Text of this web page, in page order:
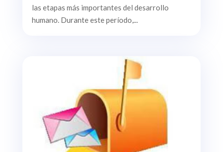
las etapas más importantes del desarrollo
humano. Durante este período,...